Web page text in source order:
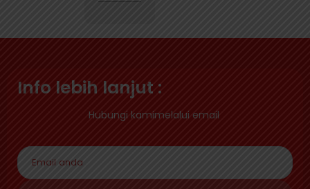
Info lebih lanjut :
Hubungi kamimelalui email